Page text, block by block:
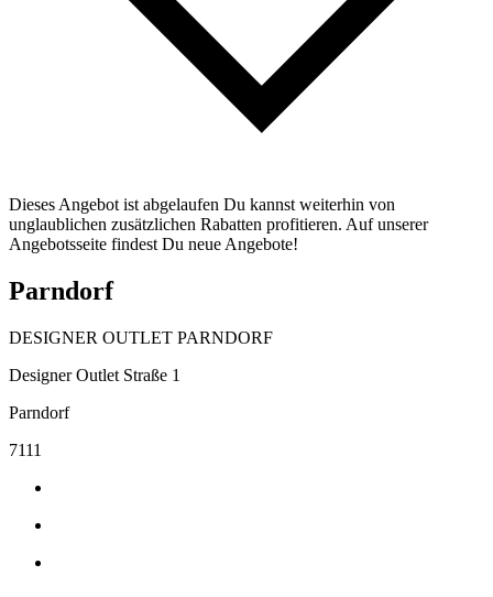
Dieses Angebot ist abgelaufen Du kannst weiterhin von
unglaublichen zusätzlichen Rabatten profitieren. Auf unserer
Angebotsseite findest Du neue Angebote!
Parndorf
DESIGNER OUTLET PARNDORF
Designer Outlet Straße 1
Parndorf
7111